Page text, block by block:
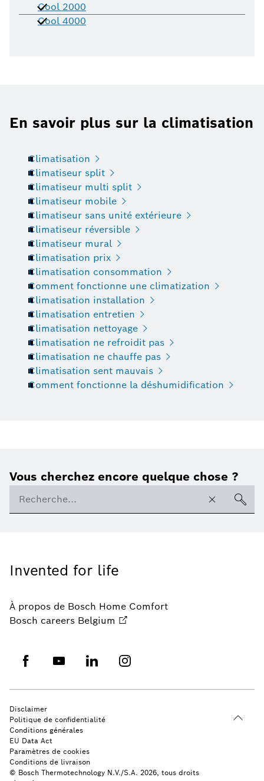
Cool 2000
Cool 4000
En savoir plus sur la climatisation
Climatisation
Climatiseur split
Climatiseur multi split
Climatiseur mobile
Climatiseur sans unité extérieure
Climatiseur réversible
Climatiseur mural
Climatisation prix
Climatisation consommation
Comment fonctionne une climatization
Climatisation installation
Climatisation entretien
Climatisation nettoyage
Climatisation ne refroidit pas
Climatisation ne chauffe pas
Climatisation sent mauvais
Comment fonctionne la déshumidification
Vous cherchez encore quelque chose ?
Invented for life
À propos de Bosch Home Comfort
Bosch careers Belgium
© Bosch Thermotechnology N.V./S.A. 2026, tous droits
Disclaimer
Politique de confidentialité
Conditions générales
EU Data Act
Paramètres de cookies
Conditions de livraison